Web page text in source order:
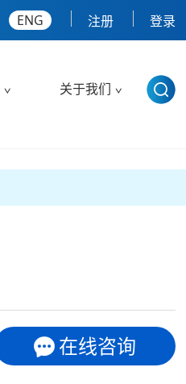
ENG 注册 登录
关于我们
在线咨询